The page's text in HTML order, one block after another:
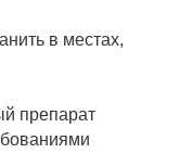
в местах,
препарат